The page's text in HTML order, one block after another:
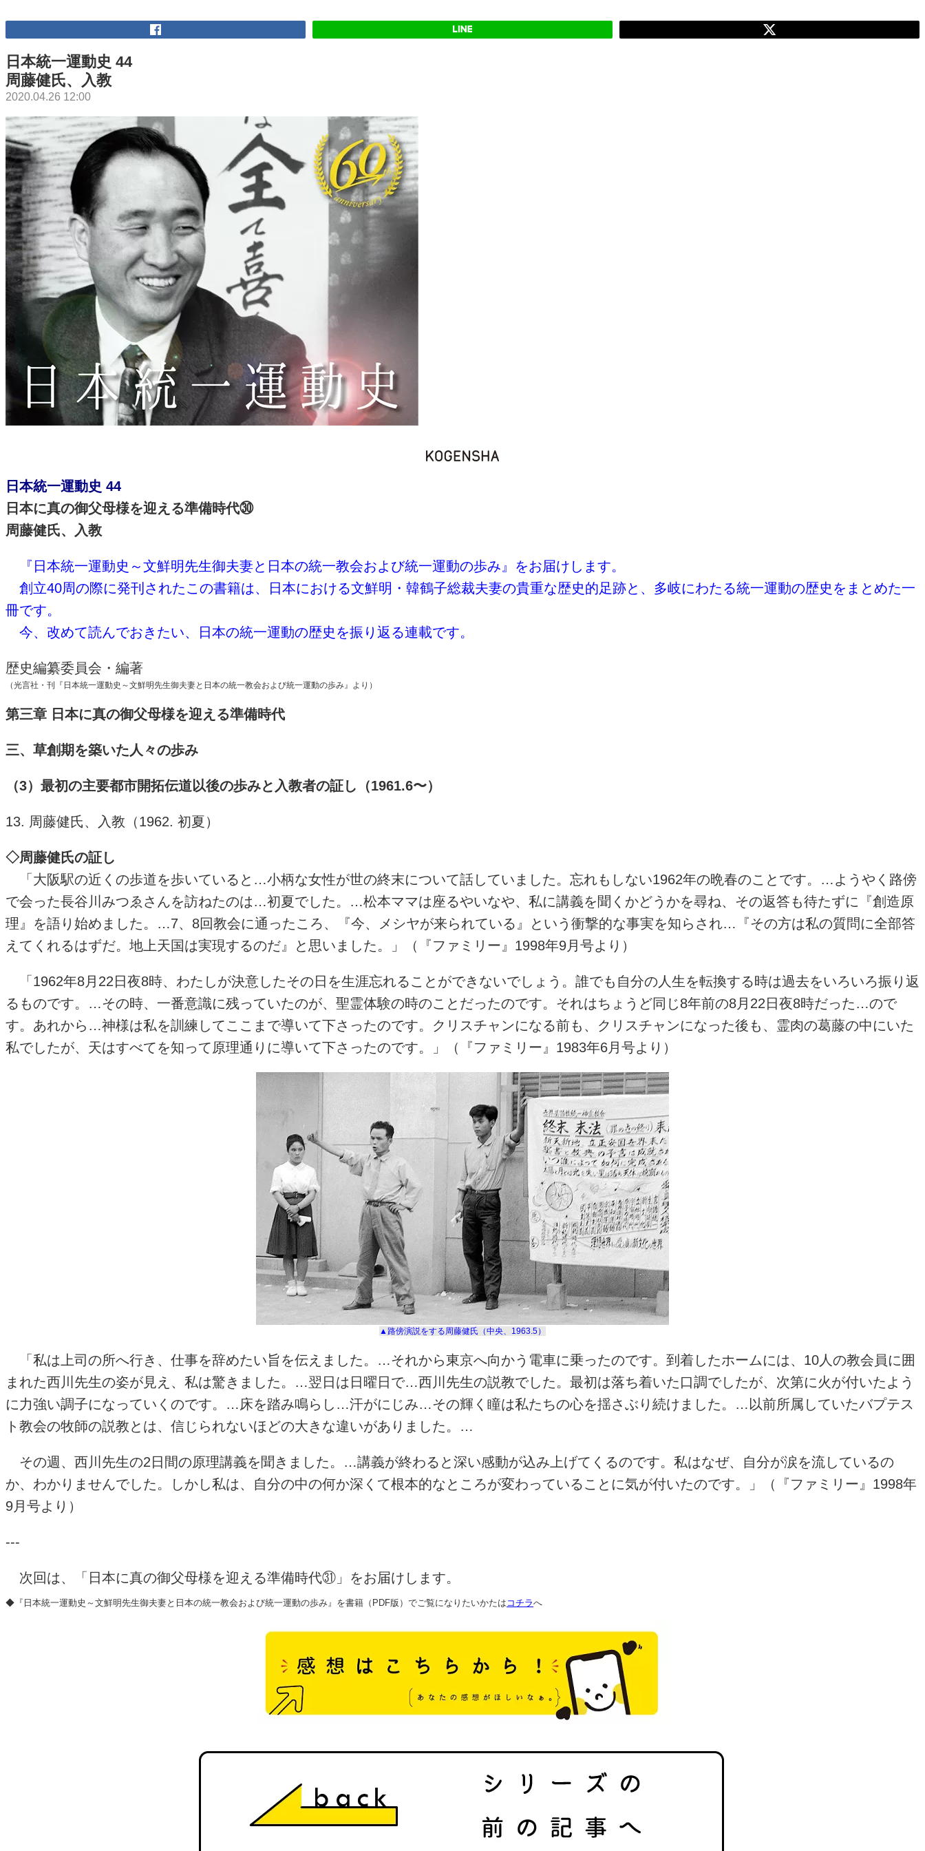
日本統一運動史 44
周藤健氏、入教
2020.04.26 12:00
日本統一運動史 44
日本に真の御父母様を迎える準備時代㉚
周藤健氏、入教
『日本統一運動史～文鮮明先生御夫妻と日本の統一教会および統一運動の歩み』をお届けします。
創立40周の際に発刊されたこの書籍は、日本における文鮮明・韓鶴子総裁夫妻の貴重な歴史的足跡と、多岐にわたる統一運動の歴史をまとめた一
冊です。
今、改めて読んでおきたい、日本の統一運動の歴史を振り返る連載です。
歴史編纂委員会・編著
（光言社・刊『日本統一運動史～文鮮明先生御夫妻と日本の統一教会および統一運動の歩み』より）
第三章 日本に真の御父母様を迎える準備時代
三、草創期を築いた人々の歩み
（3）最初の主要都市開拓伝道以後の歩みと入教者の証し（1961.6〜）
13. 周藤健氏、入教（1962. 初夏）
◇周藤健氏の証し
「大阪駅の近くの歩道を歩いていると…小柄な女性が世の終末について話していました。忘れもしない1962年の晩春のことです。…ようやく路傍
で会った長谷川みつゑさんを訪ねたのは…初夏でした。…松本ママは座るやいなや、私に講義を聞くかどうかを尋ね、その返答も待たずに『創造原
理』を語り始めました。…7、8回教会に通ったころ、『今、メシヤが来られている』という衝撃的な事実を知らされ…『その方は私の質問に全部答
えてくれるはずだ。地上天国は実現するのだ』と思いました。」（『ファミリー』1998年9月号より）
「1962年8月22日夜8時、わたしが決意したその日を生涯忘れることができないでしょう。誰でも自分の人生を転換する時は過去をいろいろ振り返
るものです。…その時、一番意識に残っていたのが、聖霊体験の時のことだったのです。それはちょうど同じ8年前の8月22日夜8時だった…ので
す。あれから…神様は私を訓練してここまで導いて下さったのです。クリスチャンになる前も、クリスチャンになった後も、霊肉の葛藤の中にいた
私でしたが、天はすべてを知って原理通りに導いて下さったのです。」（『ファミリー』1983年6月号より）
▲路傍演説をする周藤健氏（中央、1963.5）
「私は上司の所へ行き、仕事を辞めたい旨を伝えました。…それから東京へ向かう電車に乗ったのです。到着したホームには、10人の教会員に囲
まれた西川先生の姿が見え、私は驚きました。…翌日は日曜日で…西川先生の説教でした。最初は落ち着いた口調でしたが、次第に火が付いたよう
に力強い調子になっていくのです。…床を踏み鳴らし…汗がにじみ…その輝く瞳は私たちの心を揺さぶり続けました。…以前所属していたバプテス
ト教会の牧師の説教とは、信じられないほどの大きな違いがありました。…
その週、西川先生の2日間の原理講義を聞きました。…講義が終わると深い感動が込み上げてくるのです。私はなぜ、自分が涙を流しているの
か、わかりませんでした。しかし私は、自分の中の何か深くて根本的なところが変わっていることに気が付いたのです。」（『ファミリー』1998年
9月号より）
---
次回は、「日本に真の御父母様を迎える準備時代㉛」をお届けします。
◆『日本統一運動史～文鮮明先生御夫妻と日本の統一教会および統一運動の歩み』を書籍（PDF版）でご覧になりたいかたは コチラへ